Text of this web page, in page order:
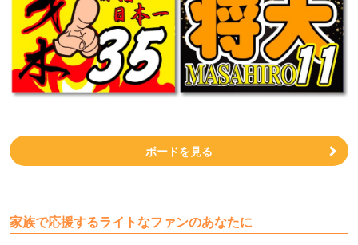
ボードを見る
家族で応援するライトなファンのあなたに